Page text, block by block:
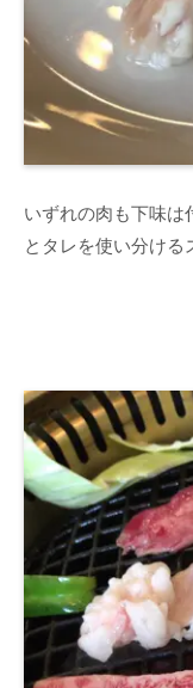
いずれの肉も下味は
とタレを使い分ける